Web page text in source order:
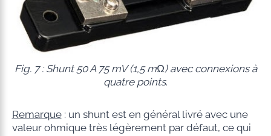
Fig. 7 : Shunt 50 A 75 mV (1,5 mΩ) avec connexions à
quatre points.
Remarque: un shunt est en général livré avec une
valeur ohmique très légèrement par défaut, ce qui